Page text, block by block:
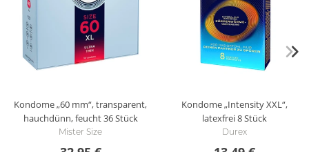
Kondome „60 mm“, transparent,
hauchdünn, feucht36 Stück
Mister Size
Kondome „Intensity XXL“,
latexfrei8 Stück
Durex